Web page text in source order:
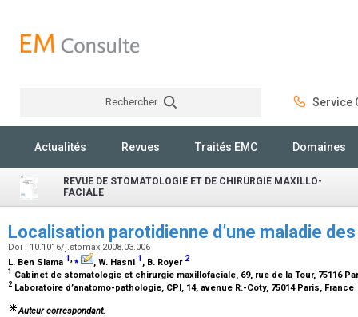
Rechercher Service
Actualités Revues Traités EMC Domaines
REVUE DE STOMATOLOGIE ET DE CHIRURGIE MAXILLO-
FACIALE
Localisation parotidienne d’une maladie
Doi : 10.1016/j.stomax.2008.03.006
L. Ben Slama 1,⁎ , W. Hasni 1 , B. Royer 2
1 Cabinet de stomatologie et chirurgie maxillofaciale, 69, rue de la Tour, 75116
2 Laboratoire d’anatomo-pathologie, CPI, 14, avenue R.-Coty, 75014 Paris, France
Auteur correspondant.